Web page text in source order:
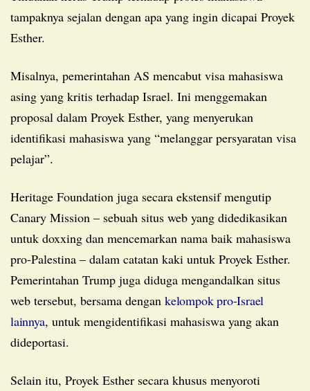
tampaknya sejalan dengan apa yang ingin dicapai Proyek
Esther.
Misalnya, pemerintahan AS mencabut visa mahasiswa
asing yang kritis terhadap Israel. Ini menggemakan
proposal dalam Proyek Esther, yang menyerukan
identifikasi mahasiswa yang “melanggar persyaratan visa
pelajar”.
Heritage Foundation juga secara ekstensif mengutip
Canary Mission – sebuah situs web yang didedikasikan
untuk doxxing dan mencemarkan nama baik mahasiswa
pro-Palestina – dalam catatan kaki untuk Proyek Esther.
Pemerintahan Trump juga diduga mengandalkan situs
web tersebut, bersama dengan kelompok pro-Israel
lainnya, untuk mengidentifikasi mahasiswa yang akan
dideportasi.
Selain itu, Proyek Esther secara khusus menyoroti